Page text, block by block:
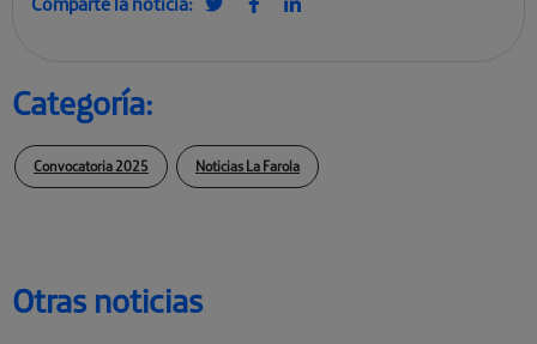
Otras noticias
Categoría:
Convocatoria 2025 Noticias La Farola